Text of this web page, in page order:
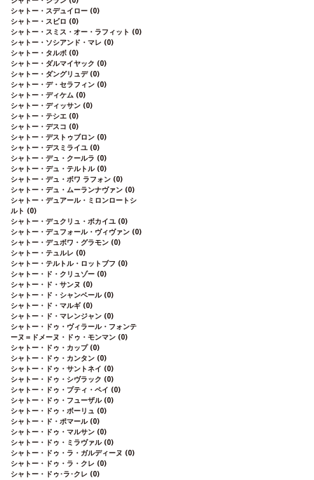
シャトー・スデュイロー (0)
シャトー・スビロ (0)
シャトー・スミス・オー・ラフィット (0)
シャトー・ソシアンド・マレ (0)
シャトー・タルボ (0)
シャトー・ダルマイヤック (0)
シャトー・ダングリュデ (0)
シャトー・デ・セラフィン (0)
シャトー・ディケム (0)
シャトー・ディッサン (0)
シャトー・テシエ (0)
シャトー・デスコ (0)
シャトー・デストゥブロン (0)
シャトー・デスミライユ (0)
シャトー・デュ・クールラ (0)
シャトー・デュ・テルトル (0)
シャトー・デュ・ボワ ラフォン (0)
シャトー・デュ・ムーランナヴァン (0)
シャトー・デュアール・ミロンロートシ
ルト (0)
シャトー・デュクリュ・ボカイユ (0)
シャトー・デュフォール・ヴィヴァン (0)
シャトー・デュボワ・グラモン (0)
シャトー・テュルレ (0)
シャトー・テルトル・ロットブフ (0)
シャトー・ド・クリュゾー (0)
シャトー・ド・サンヌ (0)
シャトー・ド・シャンベール (0)
シャトー・ド・マルギ (0)
シャトー・ド・マレンジャン (0)
シャトー・ドゥ・ヴィラール・フォンテ
ーヌ＝ドメーヌ・ドゥ・モンマン (0)
シャトー・ドゥ・カップ (0)
シャトー・ドゥ・カンタン (0)
シャトー・ドゥ・サントネイ (0)
シャトー・ドゥ・シヴラック (0)
シャトー・ドゥ・プティ・ペイ (0)
シャトー・ドゥ・フューザル (0)
シャトー・ドゥ・ボーリュ (0)
シャトー・ド・ポマール (0)
シャトー・ドゥ・マルサン (0)
シャトー・ドゥ・ミラヴァル (0)
シャトー・ドゥ・ラ・ガルディーヌ (0)
シャトー・ドゥ・ラ・クレ (0)
シャトー・ドゥ･ラ･クレ (0)